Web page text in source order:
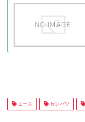
エース センバツ